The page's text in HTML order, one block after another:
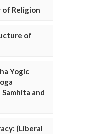
of Religion
of
Yogic
and
(Liberal